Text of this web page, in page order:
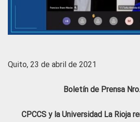
Quito, 23 de abril de 2021
Boletín de Prensa
CPCCS y la Universidad La Rioja